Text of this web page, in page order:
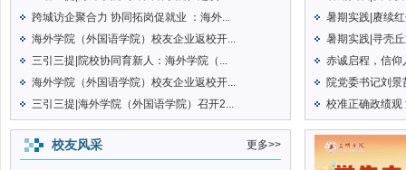
跨城访企聚合力 协同拓岗促就业 ：海外...
海外学院（外国语学院）校友企业返校开...
三引三提|院校协同育新人：海外学院（...
海外学院（外国语学院）校友企业返校开...
三引三提|海外学院（外国语学院）召开2...
校友风采 更多>>
暑期实践|赓续
暑期实践|寻壳
赤诚启程，信
院党委书记刘
校准正确政绩